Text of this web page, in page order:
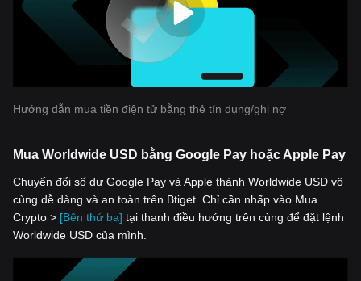
Hướng dẫn mua tiền điện tử bằng thẻ tín dụng/ghi nợ
Mua Worldwide USD bằng Google Pay hoặc Apple Pay
Chuyển đổi số dư Google Pay và Apple thành Worldwide USD vô
cùng dễ dàng và an toàn trên Btiget. Chỉ cần nhấp vào Mua
Crypto > [Bên thứ ba] tại thanh điều hướng trên cùng để đặt lệnh
Worldwide USD của mình.